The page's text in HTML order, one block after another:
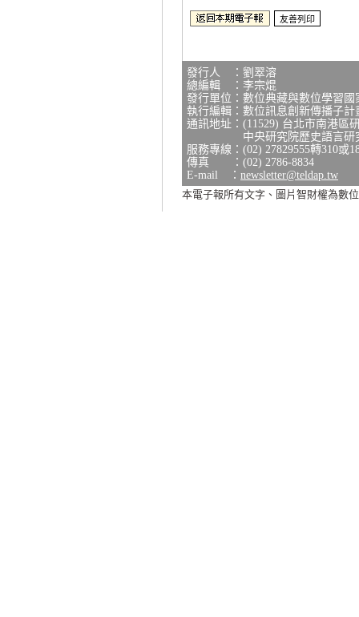
發行人 ：劉翠溶
總編輯 ：李宗焜
發行單位：數位典藏與數位學習
執行編輯：數位訊息創新傳播子計
通訊地址：(11529) 台北市南港區
中央研究院歷史語言研究
服務專線：(02) 27829555轉310或
傳真 ：(02) 2786-8834
E-mail ： newsletter@teldap.tw
本電子報所有文字、圖片智財權為數